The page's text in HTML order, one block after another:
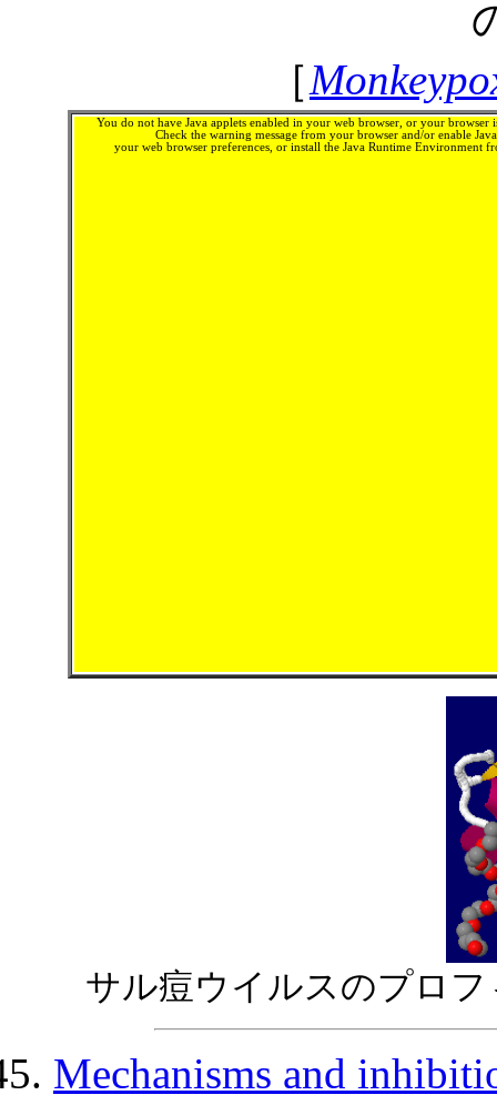
［
You do not have Java applets enabled in your web browser, or your browser
Check the warning message from your browser and/or enable
your web browser preferences, or install the Java Runtime Environment
サル痘ウイルスのプロ
Mechanisms and